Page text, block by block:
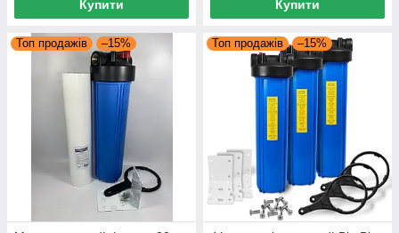
Купити Купити
Топ продажів –15% Топ продажів –15%